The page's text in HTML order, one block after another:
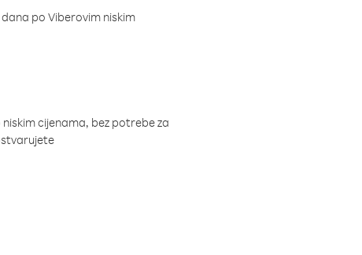
po Viberovim niskim
cijenama, bez potrebe za